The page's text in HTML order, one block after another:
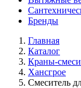
Бренды
Главная
Каталог
Краны-
Хансгрое
Смеситель